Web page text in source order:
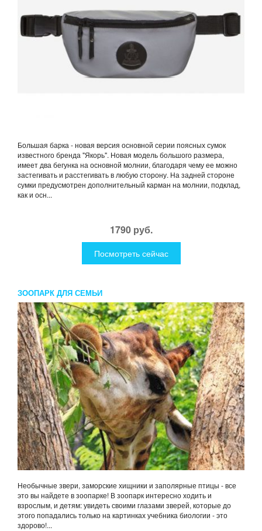
Большая барка - новая версия основной серии поясных сумок
известного бренда "Якорь". Новая модель большого размера,
имеет два бегунка на основной молнии, благодаря чему ее можно
застегивать и расстегивать в любую сторону. На задней стороне
сумки предусмотрен дополнительный карман на молнии, подклад,
как и осн...
1790 руб.
Посмотреть сейчас
ЗООПАРК ДЛЯ СЕМЬИ
Необычные звери, заморские хищники и заполярные птицы - все
это вы найдете в зоопарке! В зоопарк интересно ходить и
взрослым, и детям: увидеть своими глазами зверей, которые до
этого попадались только на картинках учебника биологии - это
здорово!...